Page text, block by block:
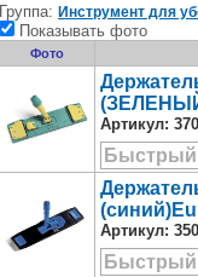
Группа: Инструмент для
Показывать фото
Фото
Артикул:
Артикул: